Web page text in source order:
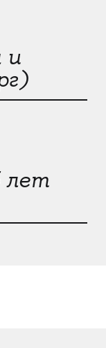
и
лет